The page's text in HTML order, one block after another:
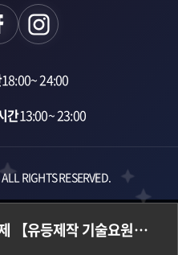
[공고] 2026진주남강유등축제 【유등제작 기술요원】 기간제 근로자 공개채용 공고
18:00~ 24:00
간13:00~ 23:00
RIGHTS RESERVED.